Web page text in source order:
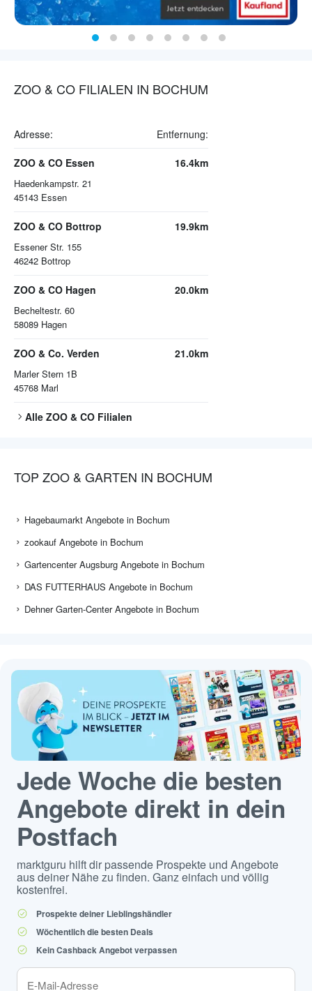
ZOO & CO FILIALEN IN BOCHUM
Adresse: Entfernung:
ZOO & CO Essen
Haedenkampstr. 21
45143 Essen
16.4km
ZOO & CO Bottrop
Essener Str. 155
46242 Bottrop
19.9km
ZOO & CO Hagen
Becheltestr. 60
58089 Hagen
20.0km
ZOO & Co. Verden
Marler Stern 1B
45768 Marl
21.0km
Alle ZOO & CO Filialen
TOP ZOO & GARTEN IN BOCHUM
Hagebaumarkt Angebote in Bochum
zookauf Angebote in Bochum
Gartencenter Augsburg Angebote in Bochum
DAS FUTTERHAUS Angebote in Bochum
Dehner Garten-Center Angebote in Bochum
Jede Woche die besten
Angebote direkt in dein
Postfach
marktguru hilft dir passende Prospekte und Angebote
aus deiner Nähe zu finden. Ganz einfach und völlig
kostenfrei.
Prospekte deiner Lieblingshändler
Wöchentlich die besten Deals
Kein Cashback Angebot verpassen